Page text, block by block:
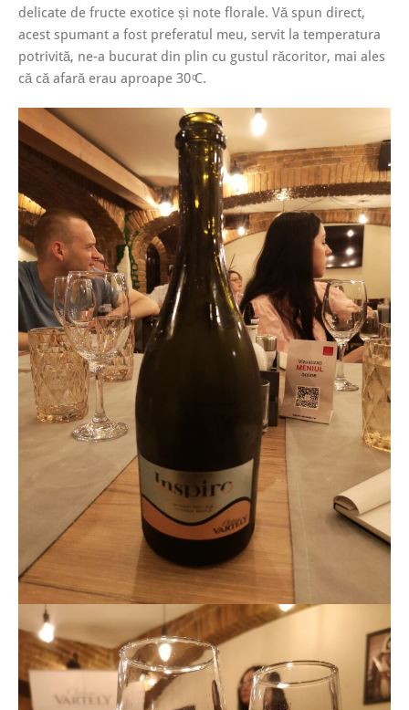
delicate de fructe exotice și note florale. Vă spun direct,
acest spumant a fost preferatul meu, servit la temperatura
potrivită, ne-a bucurat din plin cu gustul răcoritor, mai ales
că că afară erau aproape 30 ͦC.